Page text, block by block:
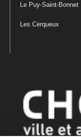
Le Puy-Saint-Bonnet
Les Cerqueux